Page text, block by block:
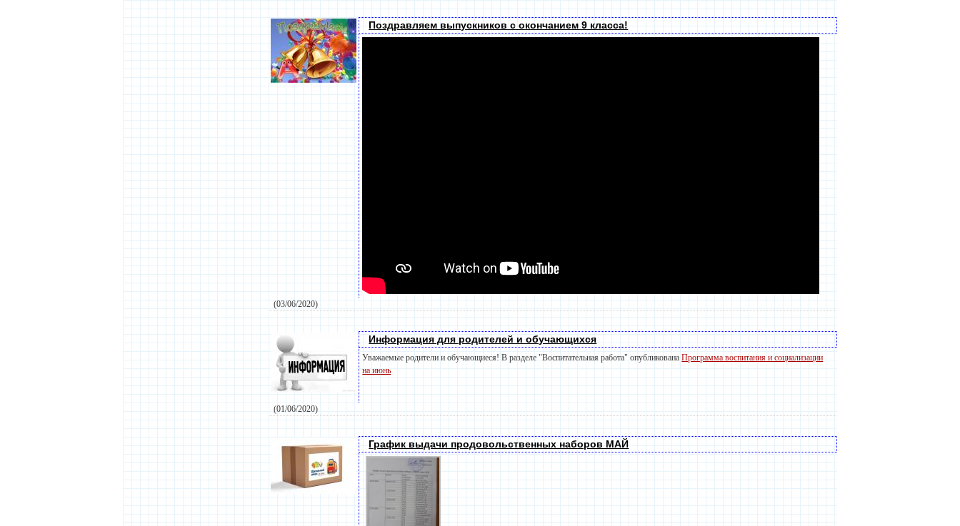
Поздравляем выпускников с окончанием 9 класса!
(03/06/2020)
Информация для родителей и обучающихся
Уважаемые родители и обучающиеся! В разделе "Воспитательная работа" опубликованаПрограмма воспитания и социализации
на июнь
(01/06/2020)
График выдачи продовольственных наборов МАЙ